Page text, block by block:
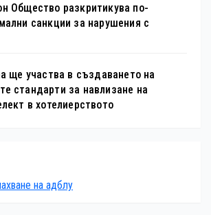
Общество разкритикува по-
санкции за нарушения с
ще участва в създаването на
стандарти за навлизане на
в хотелиерството
на адблу